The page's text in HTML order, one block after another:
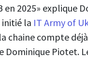
en 2025» explique
initié la IT Army of
chaine compte
Dominique Piotet.